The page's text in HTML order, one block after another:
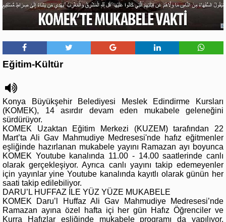
Eğitim-Kültür
Konya Büyükşehir Belediyesi Meslek Edindirme Kursları
(KOMEK), 14 asırdır devam eden mukabele geleneğini
sürdürüyor.
KOMEK Uzaktan Eğitim Merkezi (KUZEM) tarafından 22
Mart’ta Ali Gav Mahmudiye Medresesi'nde hafız eğitmenler
eşliğinde hazırlanan mukabele yayını Ramazan ayı boyunca
KOMEK Youtube kanalında 11.00 - 14.00 saatlerinde canlı
olarak gerçekleşiyor. Ayrıca canlı yayını takip edemeyenler
için yayınlar yine Youtube kanalında kayıtlı olarak günün her
saati takip edilebiliyor.
DARU’L HUFFAZ İLE YÜZ YÜZE MUKABELE
KOMEK Daru’l Huffaz Ali Gav Mahmudiye Medresesi’nde
Ramazan ayına özel hafta içi her gün Hafız Öğrenciler ve
Kurra Hafızlar eşliğinde mukabele programı da yapılıyor.